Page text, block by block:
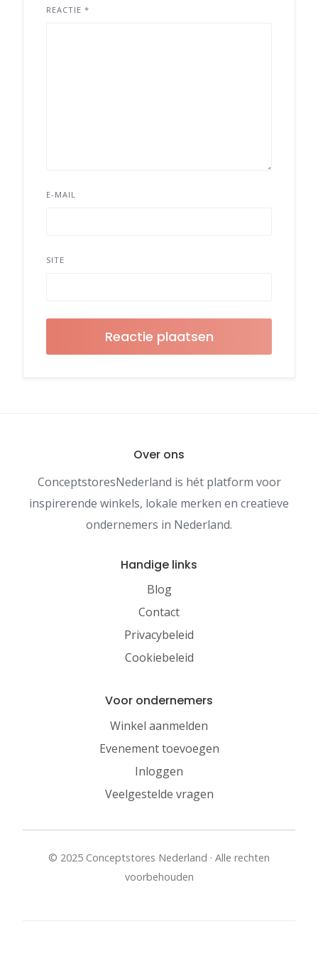
REACTIE *
E-MAIL
SITE
Over ons
ConceptstoresNederland is hét platform voor
inspirerende winkels, lokale merken en creatieve
ondernemers in Nederland.
Handige links
Blog
Contact
Privacybeleid
Cookiebeleid
Voor ondernemers
Winkel aanmelden
Evenement toevoegen
Inloggen
Veelgestelde vragen
© 2025 Conceptstores Nederland · Alle rechten
voorbehouden